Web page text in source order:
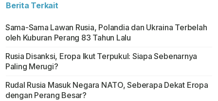
Berita Terkait
Sama-Sama Lawan Rusia, Polandia dan Ukraina Terbelah
oleh Kuburan Perang 83 Tahun Lalu
Rusia Disanksi, Eropa Ikut Terpukul: Siapa Sebenarnya
Paling Merugi?
Rudal Rusia Masuk Negara NATO, Seberapa Dekat Eropa
dengan Perang Besar?